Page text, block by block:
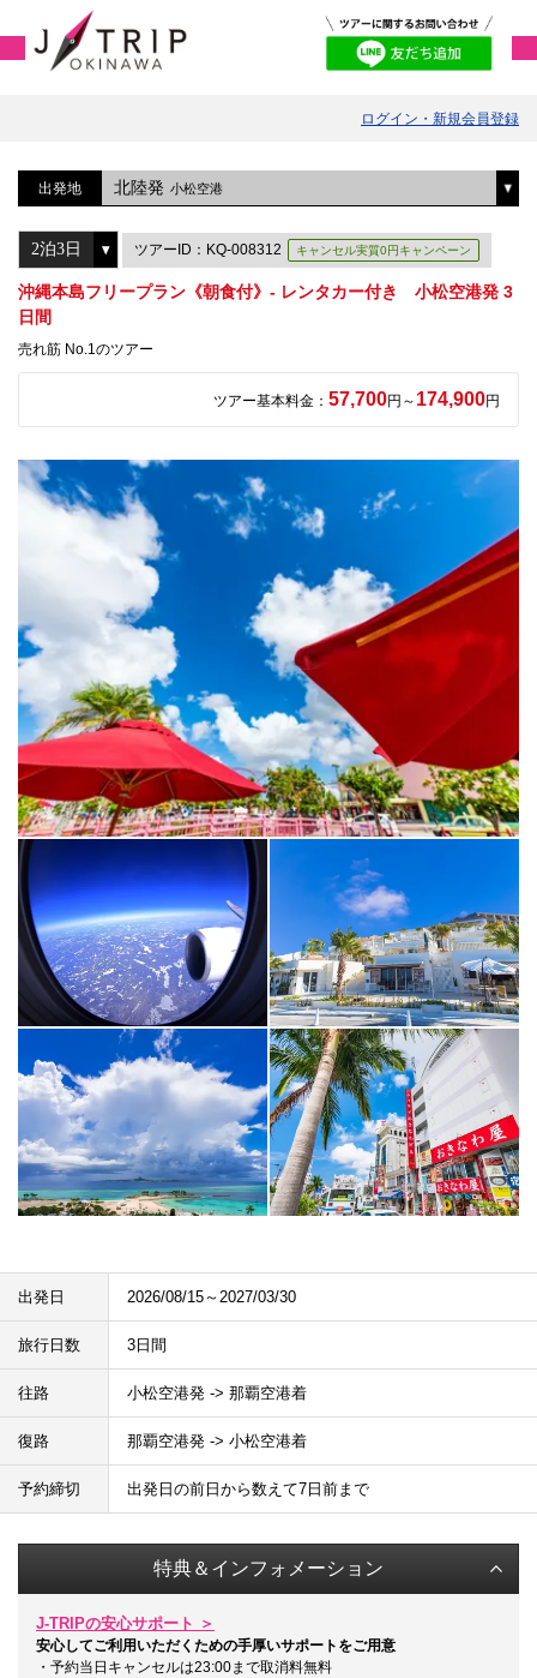
ログイン・新規会員登録
出発地 北陸発 小松空港
ツアーID：KQ-008312 キャンセル実質0円キャンペーン
沖縄本島フリープラン《朝食付》- レンタカー付き 小松空港発 3
日間
売れ筋 No.1のツアー
ツアー基本料金： 57,700円～ 174,900円
出発日 2026/08/15～2027/03/30
旅行日数 3日間
往路 小松空港発 -> 那覇空港着
復路 那覇空港発 -> 小松空港着
予約締切 出発日の前日から数えて7日前まで
特典＆インフォメーション
J-TRIPの安心サポート ＞
安心してご利用いただくための手厚いサポートをご用意
・予約当日キャンセルは23:00まで取消料無料